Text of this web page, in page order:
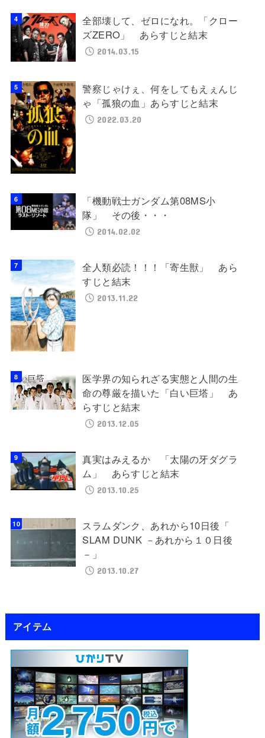
全部壊して、ゼロになれ。「クロー
ズZERO」 あらすじと結末
2014.03.15
警察じゃけぇ、何をしてもえぇんじ
ゃ「孤狼の血」あらすじと結末
2022.03.20
「機動戦士ガンダム第08MS小
隊」 その後・・・
2014.02.02
全人類必読！！！「寄生獣」 あら
すじと結末
2013.11.22
医学界の知られざる実態と人間の生
命の尊厳を描いた「白い巨塔」 あ
らすじと結末
2013.12.05
真実はみえるか 「太陽の牙ダグラ
ム」 あらすじと結末
2013.10.25
スラムダンク、あれから10日後「
SLAM DUNK －あれから１０日後
－」
2013.10.27
アイテム